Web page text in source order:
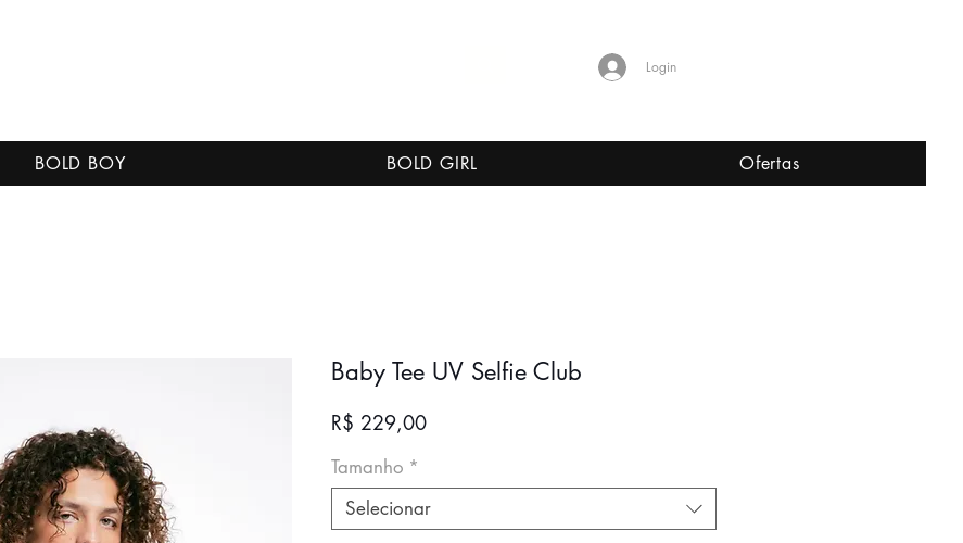
Login
BOLD BOY BOLD GIRL Ofertas
Baby Tee UV Selfie Club
R$ 229,00Preço
Tamanho *
Selecionar